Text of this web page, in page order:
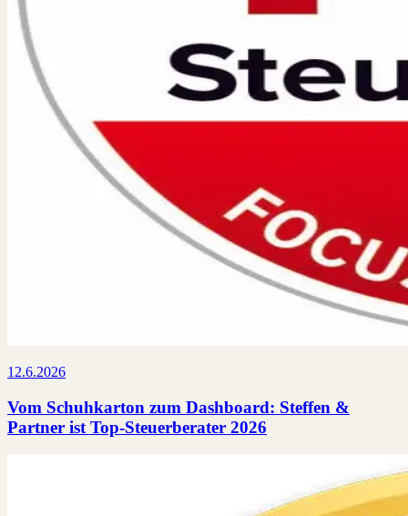
12.6.2026
Vom Schuhkarton zum Dashboard: Steffen &
Partner ist Top-Steuerberater 2026